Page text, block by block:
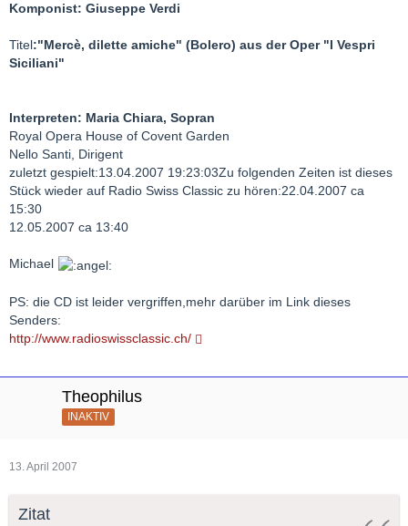
Komponist: Giuseppe Verdi
Titel:"Mercè, dilette amiche" (Bolero) aus der Oper "I Vespri
Siciliani"
Interpreten: Maria Chiara, Sopran
Royal Opera House of Covent Garden
Nello Santi, Dirigent
zuletzt gespielt:13.04.2007 19:23:03Zu folgenden Zeiten ist dieses
Stück wieder auf Radio Swiss Classic zu hören:22.04.2007 ca
15:30
12.05.2007 ca 13:40
Michael
PS: die CD ist leider vergriffen,mehr darüber im Link dieses
Senders:
http://www.radioswissclassic.ch/
Theophilus
INAKTIV
13. April 2007
Zitat